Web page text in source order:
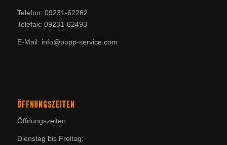
Telefon: 09231-62262
Telefax: 09231-62493
E-Mail: info@popp-service.com
ÖFFNUNGSZEITEN
Öffnungszeiten:
Dienstag bis Freitag: